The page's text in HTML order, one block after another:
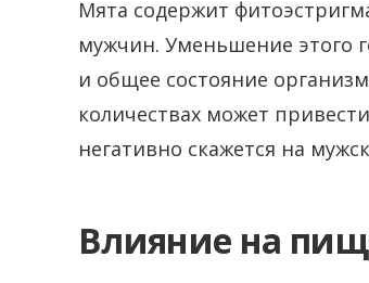
Мята содержит
мужчин. Уменьшение этого
и общее состояние
количествах может
негативно скажется на
Влияние на